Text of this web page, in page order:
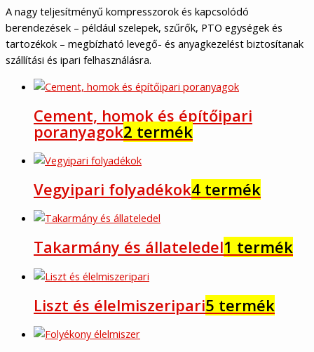
A nagy teljesítményű kompresszorok és kapcsolódó
berendezések – például szelepek, szűrők, PTO egységek és
tartozékok – megbízható levegő- és anyagkezelést biztosítanak
szállítási és ipari felhasználásra.
Cement, homok és építőipari
poranyagok2 termék
Vegyipari folyadékok4 termék
Takarmány és állateledel1 termék
Liszt és élelmiszeripari5 termék